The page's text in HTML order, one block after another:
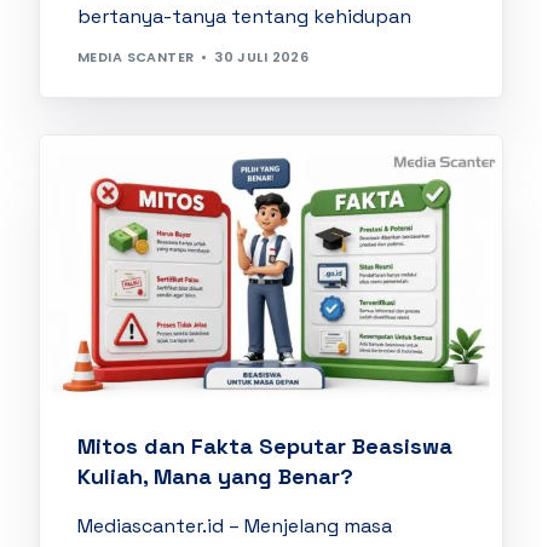
bertanya-tanya tentang kehidupan
MEDIA SCANTER 30 JULI 2026
Mitos dan Fakta Seputar Beasiswa
Kuliah, Mana yang Benar?
Mediascanter.id – Menjelang masa